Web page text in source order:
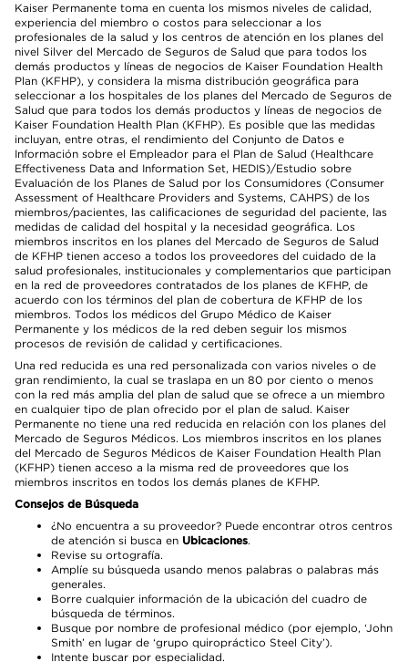
Kaiser Permanente toma en cuenta los mismos niveles de calidad,
experiencia del miembro o costos para seleccionar a los
profesionales de la salud y los centros de atención en los planes del
nivel Silver del Mercado de Seguros de Salud que para todos los
demás productos y líneas de negocios de Kaiser Foundation Health
Plan (KFHP), y considera la misma distribución geográfica para
seleccionar a los hospitales de los planes del Mercado de Seguros de
Salud que para todos los demás productos y líneas de negocios de
Kaiser Foundation Health Plan (KFHP). Es posible que las medidas
incluyan, entre otras, el rendimiento del Conjunto de Datos e
Información sobre el Empleador para el Plan de Salud (Healthcare
Effectiveness Data and Information Set, HEDIS)/Estudio sobre
Evaluación de los Planes de Salud por los Consumidores (Consumer
Assessment of Healthcare Providers and Systems, CAHPS) de los
miembros/pacientes, las calificaciones de seguridad del paciente, las
medidas de calidad del hospital y la necesidad geográfica. Los
miembros inscritos en los planes del Mercado de Seguros de Salud
de KFHP tienen acceso a todos los proveedores del cuidado de la
salud profesionales, institucionales y complementarios que participan
en la red de proveedores contratados de los planes de KFHP, de
acuerdo con los términos del plan de cobertura de KFHP de los
miembros. Todos los médicos del Grupo Médico de Kaiser
Permanente y los médicos de la red deben seguir los mismos
procesos de revisión de calidad y certificaciones.
Una red reducida es una red personalizada con varios niveles o de
gran rendimiento, la cual se traslapa en un 80 por ciento o menos
con la red más amplia del plan de salud que se ofrece a un miembro
en cualquier tipo de plan ofrecido por el plan de salud. Kaiser
Permanente no tiene una red reducida en relación con los planes del
Mercado de Seguros Médicos. Los miembros inscritos en los planes
del Mercado de Seguros Médicos de Kaiser Foundation Health Plan
(KFHP) tienen acceso a la misma red de proveedores que los
miembros inscritos en todos los demás planes de KFHP.
Consejos de Búsqueda
¿No encuentra a su proveedor? Puede encontrar otros centros
de atención si busca en Ubicaciones.
Revise su ortografía.
Amplíe su búsqueda usando menos palabras o palabras más
generales.
Borre cualquier información de la ubicación del cuadro de
búsqueda de términos.
Busque por nombre de profesional médico (por ejemplo, ‘John
Smith’ en lugar de ‘grupo quiropráctico Steel City’).
Intente buscar por especialidad.